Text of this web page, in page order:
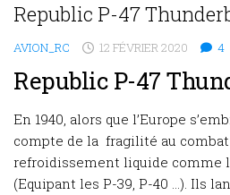
Republic P-47
AVION_RC 12 FÉVRIER 2020 4
Republic P-47
En 1940, alors que l’Europe
compte de la fragilité au
refroidissement liquide comme
(Equipant les P-39, P-40 …). Ils